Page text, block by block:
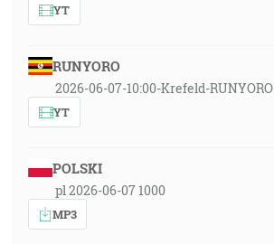
YT
RUNYORO
2026-06-07-10:00-Krefeld-RUNYORO
YT
POLSKI
pl 2026-06-07 1000
MP3